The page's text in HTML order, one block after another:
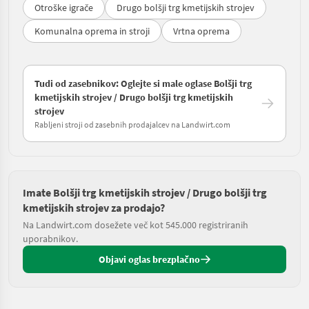
Otroške igrače
Drugo bolšji trg kmetijskih strojev
Komunalna oprema in stroji
Vrtna oprema
Tudi od zasebnikov: Oglejte si male oglase Bolšji trg
kmetijskih strojev / Drugo bolšji trg kmetijskih
strojev
Rabljeni stroji od zasebnih prodajalcev na Landwirt.com
Imate Bolšji trg kmetijskih strojev / Drugo bolšji trg
kmetijskih strojev za prodajo?
Na Landwirt.com dosežete več kot 545.000 registriranih
uporabnikov.
Objavi oglas brezplačno